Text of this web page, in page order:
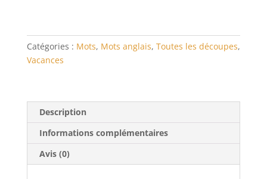
Catégories : Mots, Mots anglais, Toutes les découpes,
Vacances
Description
Informations complémentaires
Avis (0)